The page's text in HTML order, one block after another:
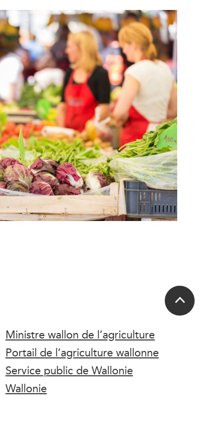
Ministre wallon de l’agriculture
Portail de l’agriculture wallonne
Service public de Wallonie
Wallonie